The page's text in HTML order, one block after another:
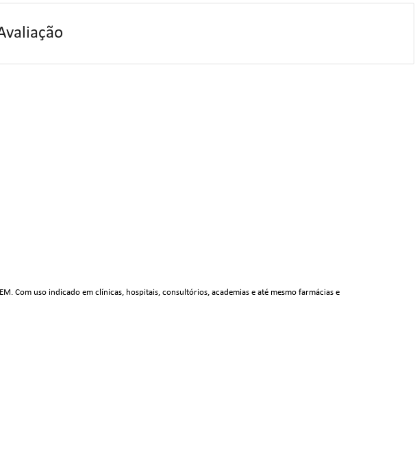
Com uso indicado em clínicas, hospitais, consultórios, academias e até mesmo farmácias e